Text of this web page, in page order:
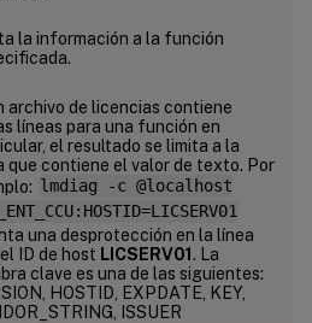
la información a la función
archivo de licencias contiene
líneas para una función en
el resultado se limita a la
que contiene el valor de texto. Por
lmdiag -c @localhost
una desprotección en la línea
ID de host LICSERV01. La
clave es una de las siguientes:
HOSTID, EXPDATE, KEY,
ISSUER